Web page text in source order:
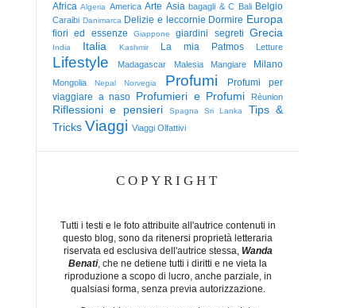
Africa Algeria America Arte Asia bagagli & C Bali Belgio
Caraibi Danimarca Delizie e leccornie Dormire Europa
fiori ed essenze Giappone giardini segreti Grecia
India Italia Kashmir La mia Patmos Letture
Lifestyle Madagascar Malesia Mangiare Milano
Mongolia Nepal Norvegia Profumi
Profumi per
viaggiare a naso Profumieri e Profumi Rèunion
Riflessioni e pensieri Spagna Sri Lanka
Tips &
Tricks Viaggi Viaggi Olfattivi
COPYRIGHT
Tutti i testi e le foto attribuite all'autrice contenuti in
questo blog, sono da ritenersi proprietà letteraria
riservata ed esclusiva dell'autrice stessa, Wanda
Benati, che ne detiene tutti i diritti e ne vieta la
riproduzione a scopo di lucro, anche parziale, in
qualsiasi forma, senza previa autorizzazione.